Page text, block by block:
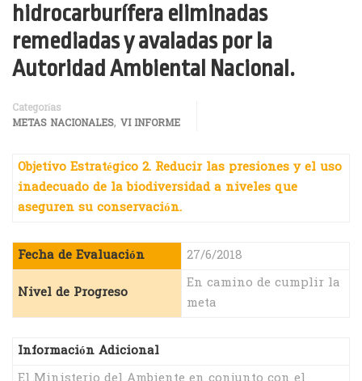
hidrocarburífera eliminadas
remediadas y avaladas por la
Autoridad Ambiental Nacional.
Categorías
METAS NACIONALES, VI INFORME
Objetivo Estratégico 2. Reducir las presiones y el uso
inadecuado de la biodiversidad a niveles que
aseguren su conservación.
Fecha de Evaluación 27/6/2018
Nivel de Progreso
En camino de cumplir la
meta
Información Adicional